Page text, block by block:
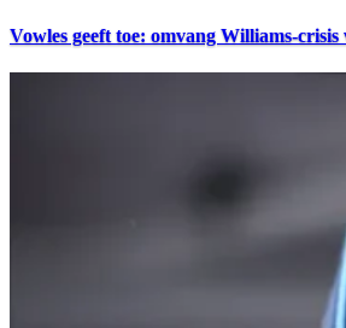
Vowles geeft toe: omvang Williams-crisis